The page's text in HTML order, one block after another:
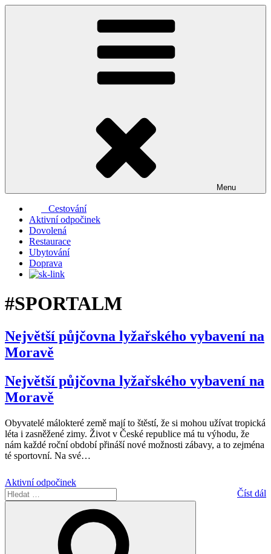
Přejít
Menu
Cestování
Aktivní odpočinek
Dovolená
Restaurace
Ubytování
Doprava
#SPORTALM
Největší půjčovna lyžařského vybavení na
Moravě
Největší půjčovna lyžařského vybavení na
Moravě
Obyvatelé málokteré země mají to štěstí, že si mohou užívat tropická
léta i zasněžené zimy. Život v České republice má tu výhodu, že
nám každé roční období přináší nové možnosti zábavy, a to zejména
té sportovní. Na své…
Aktivní odpočinek
Číst dál
Hledat: